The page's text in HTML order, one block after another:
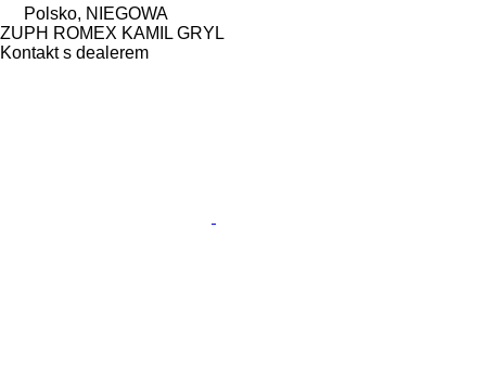
Polsko, NIEGOWA
ZUPH ROMEX KAMIL GRYL
Kontakt s dealerem